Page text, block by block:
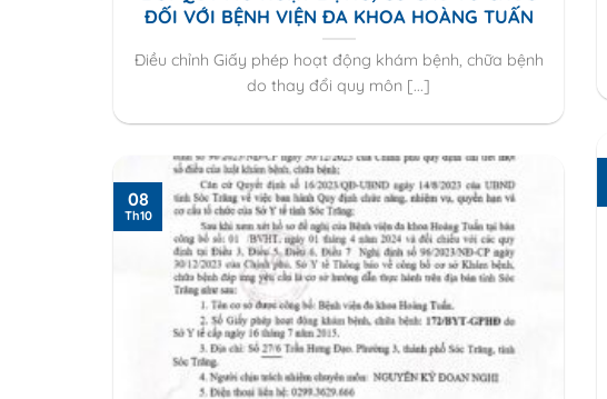
ĐỐI VỚI BỆNH VIỆN ĐA KHOA HOÀNG TUẤN
Điều chỉnh Giấy phép hoạt động khám bệnh, chữa bệnh
do thay đổi quy môn [...]
08
Th10